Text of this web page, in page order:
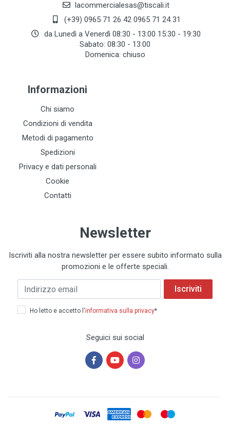
lacommercialesas@tiscali.it
(+39) 0965 71 26 42 0965 71 24 31
da Lunedì a Venerdì 08:30 - 13:00 15:30 - 19:30
Sabato: 08:30 - 13:00
Domenica: chiuso
Informazioni
Chi siamo
Condizioni di vendita
Metodi di pagamento
Spedizioni
Privacy e dati personali
Cookie
Contatti
Newsletter
Iscriviti alla nostra newsletter per essere subito informato sulla
promozioni e le offerte speciali.
Iscriviti
Ho letto e accetto l'informativa sulla privacy*
Seguici sui social